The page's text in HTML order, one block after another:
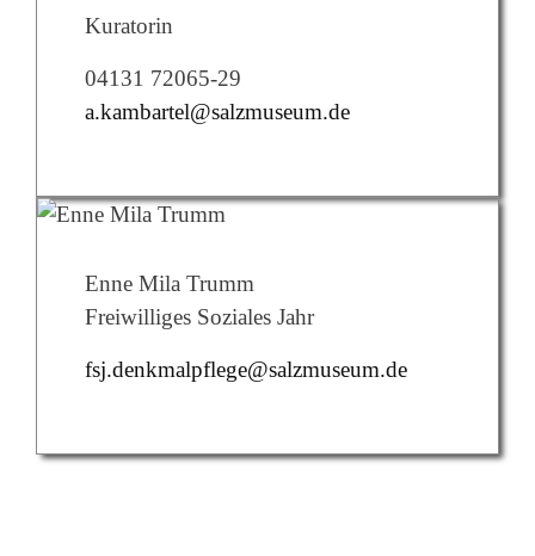
Kuratorin
04131 72065-29
a.kambartel@salzmuseum.de
Enne Mila Trumm
Freiwilliges Soziales Jahr
fsj.denkmalpflege@salzmuseum.de